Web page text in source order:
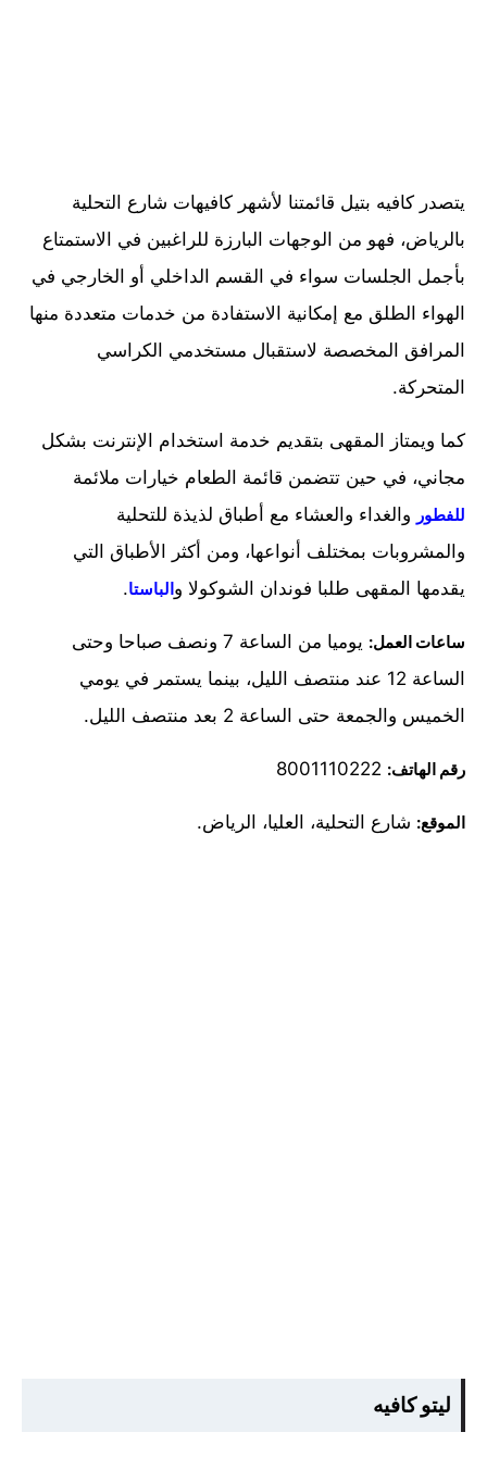
يتصدر كافيه بتيل قائمتنا لأشهر كافيهات شارع التحلية
بالرياض، فهو من الوجهات البارزة للراغبين في الاستمتاع
بأجمل الجلسات سواء في القسم الداخلي أو الخارجي في
الهواء الطلق مع إمكانية الاستفادة من خدمات متعددة منها
المرافق المخصصة لاستقبال مستخدمي الكراسي
المتحركة.
كما ويمتاز المقهى بتقديم خدمة استخدام الإنترنت بشكل
مجاني، في حين تتضمن قائمة الطعام خيارات ملائمة
للفطور والغداء والعشاء مع أطباق لذيذة للتحلية
والمشروبات بمختلف أنواعها، ومن أكثر الأطباق التي
يقدمها المقهى طلبا فوندان الشوكولا والباستا.
ساعات العمل:
يوميا من الساعة 7 ونصف صباحا وحتى
الساعة 12 عند منتصف الليل، بينما يستمر في يومي
الخميس والجمعة حتى الساعة 2 بعد منتصف الليل.
رقم الهاتف:
الموقع: شارع التحلية، العليا، الرياض.
ليتو كافيه